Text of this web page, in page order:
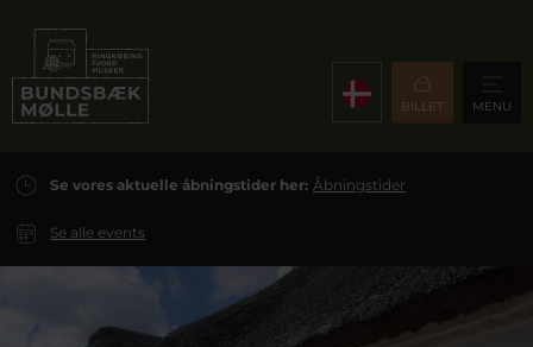
BILLET MENU
Se vores aktuelle åbningstider her: Åbningstider
Se alle events